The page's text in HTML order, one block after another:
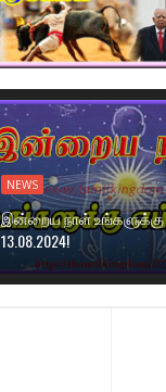
NEWS
இன்றைய நாள் உங்களுக்கு
13.08.2024!